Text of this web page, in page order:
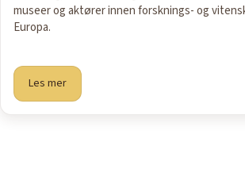
museer og aktører innen forsknings- og
Europa.
Les mer